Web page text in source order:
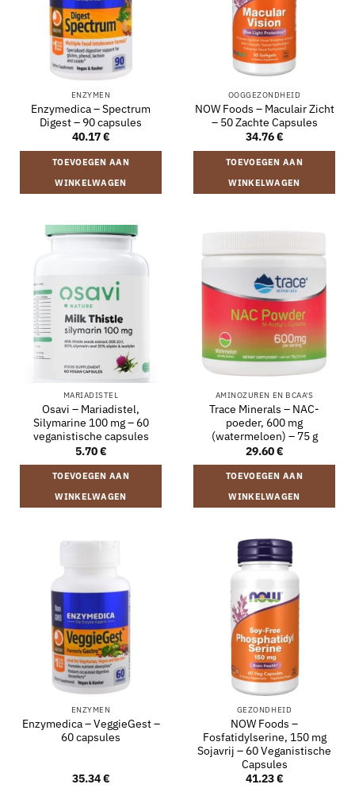
ENZYMEN
Enzymedica – Spectrum
Digest – 90 capsules
40.17€
TOEVOEGEN AAN
WINKELWAGEN
OOGGEZONDHEID
NOW Foods – Maculair Zicht
– 50 Zachte Capsules
34.76€
TOEVOEGEN AAN
WINKELWAGEN
MARIADISTEL
Osavi – Mariadistel,
Silymarine 100 mg – 60
veganistische capsules
5.70€
TOEVOEGEN AAN
WINKELWAGEN
AMINOZUREN EN BCAA'S
Trace Minerals – NAC-
poeder, 600 mg
(watermeloen) – 75 g
29.60€
TOEVOEGEN AAN
WINKELWAGEN
ENZYMEN
Enzymedica – VeggieGest –
60 capsules
35.34€
GEZONDHEID
NOW Foods –
Fosfatidylserine, 150 mg
Sojavrij – 60 Veganistische
Capsules
41.23€